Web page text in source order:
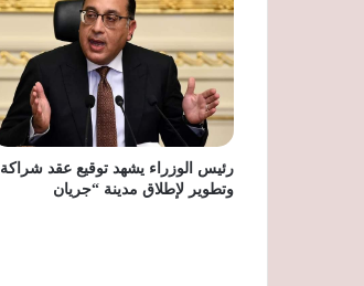
رئيس الوزراء يشهد توقيع عقد شراكة
وتطوير لإطلاق مدينة “جريان